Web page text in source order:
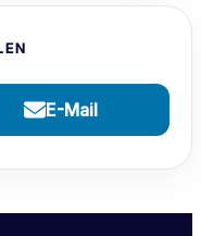
E-Mail